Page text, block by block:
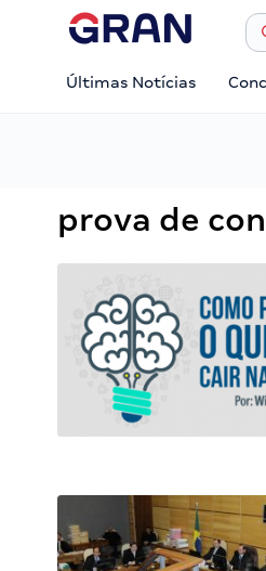
Últimas Notícias
prova de